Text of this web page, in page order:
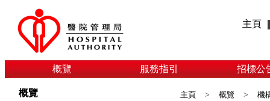
主頁
概覽 服務指引 招標公
概覽 主頁 > 概覽 > 機